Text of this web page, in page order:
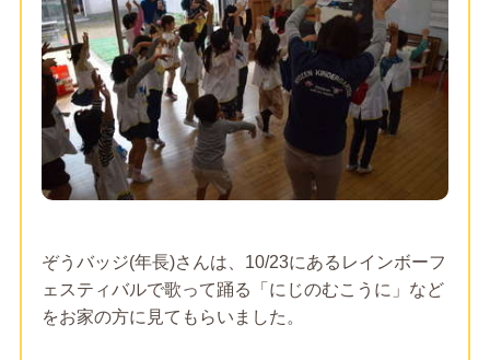
ぞうバッジ(年長)さんは、10/23にあるレインボーフ
ェスティバルで歌って踊る「にじのむこうに」など
をお家の方に見てもらいました。